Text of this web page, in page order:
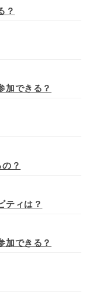
？
加できる？
？
ティは？
加できる？